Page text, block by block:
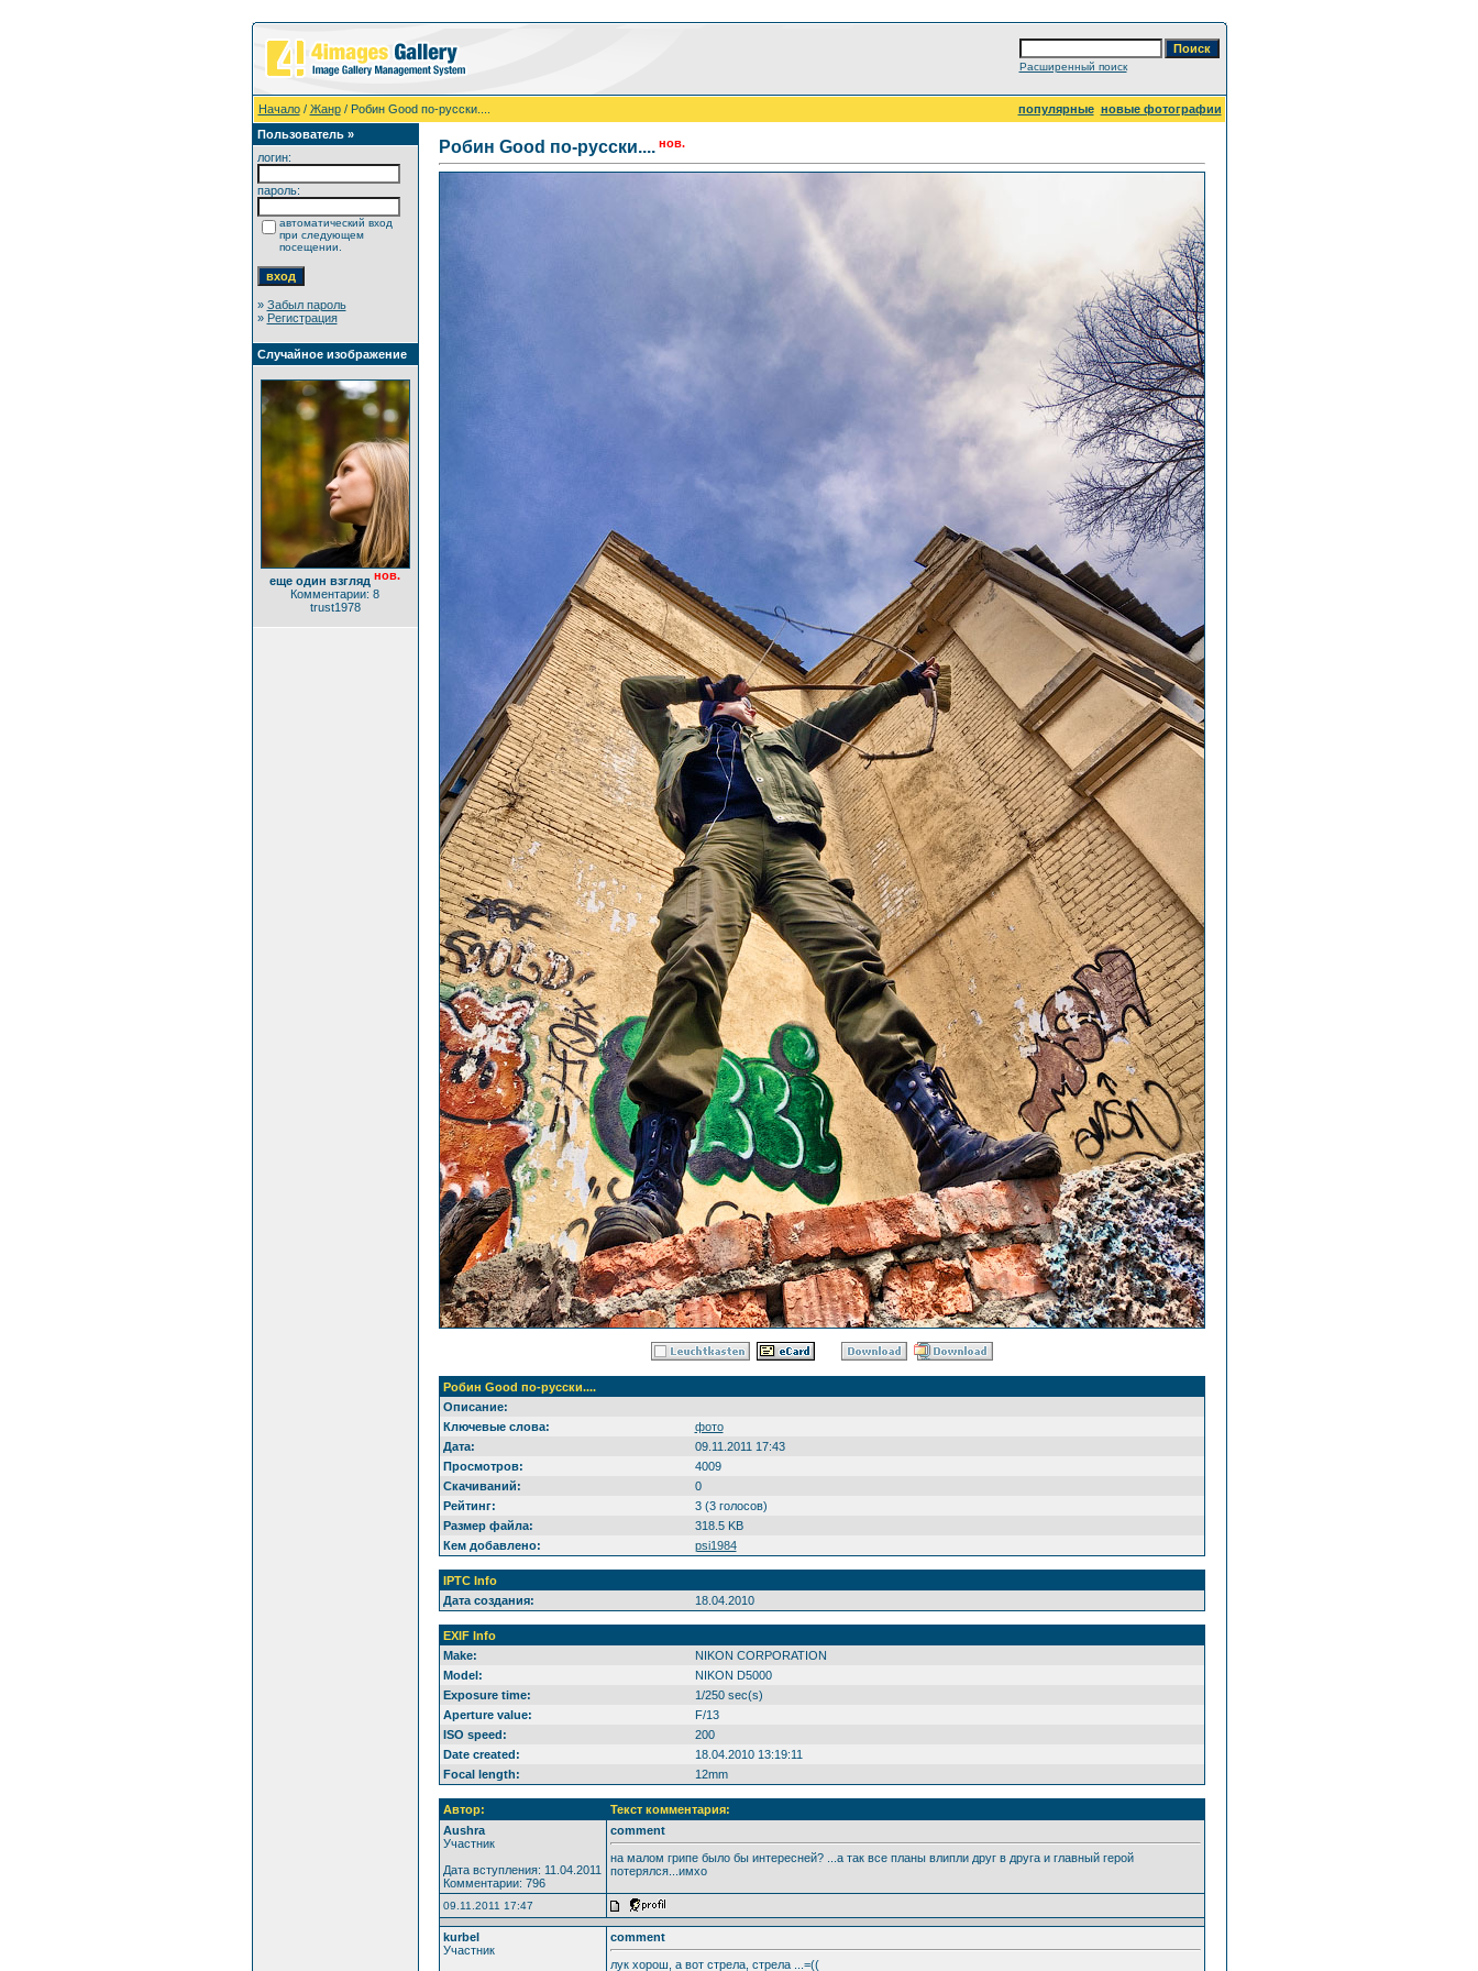
Расширенный поиск
Начало/ Жанр/ Робин Good по-русски.... популярные новые фотографии
Пользователь »
логин:
пароль:
автоматический вход
при следующем
посещении.
» Забыл пароль
» Регистрация
Случайное изображение
еще один взгляд нов.
Комментарии: 8
trust1978
Робин Good по-русски.... нов.
Робин Good по-русски....
Описание:
Ключевые слова:
фото
Дата:
09.11.2011 17:43
Просмотров:
4009
Скачиваний:
0
Рейтинг:
3 (3 голосов)
Размер файла:
318.5 KB
Кем добавлено:
psi1984
IPTC Info
Дата создания:
18.04.2010
EXIF Info
Make:
NIKON CORPORATION
Model:
NIKON D5000
Exposure time:
1/250 sec(s)
Aperture value:
F/13
ISO speed:
200
Date created:
18.04.2010 13:19:11
Focal length:
12mm
Автор:
Текст комментария:
Aushra
Участник
Дата вступления: 11.04.2011
Комментарии: 796
comment
на малом грипе было бы интересней? ...а так все планы влипли друг в друга и главный герой
потерялся...имхо
09.11.2011 17:47
kurbel
Участник
comment
лук хорош, а вот стрела, стрела ...=((